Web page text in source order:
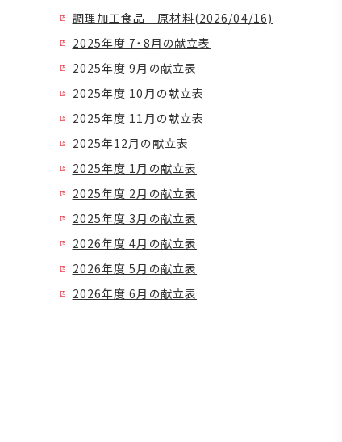
調理加工食品 原材料(2026/04/16)
2025年度 7・8月の献立表
2025年度 9月の献立表
2025年度 10月の献立表
2025年度 11月の献立表
2025年12月の献立表
2025年度 1月の献立表
2025年度 2月の献立表
2025年度 3月の献立表
2026年度 4月の献立表
2026年度 5月の献立表
2026年度 6月の献立表